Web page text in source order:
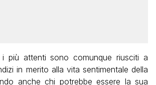
più attenti sono comunque riusciti a
in merito alla vita sentimentale della
anche chi potrebbe essere la sua